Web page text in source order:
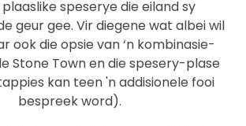
speserye die eiland sy
geur gee. Vir diegene wat albei wil
ook die opsie van ‘n kombinasie-
Stone Town en die spesery-plase
kan teen 'n addisionele fooi
bespreek word).